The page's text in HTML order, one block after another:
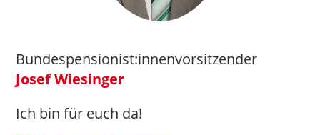
Bundespensionist:innenvorsitzender
Josef Wiesinger
Ich bin für euch da!